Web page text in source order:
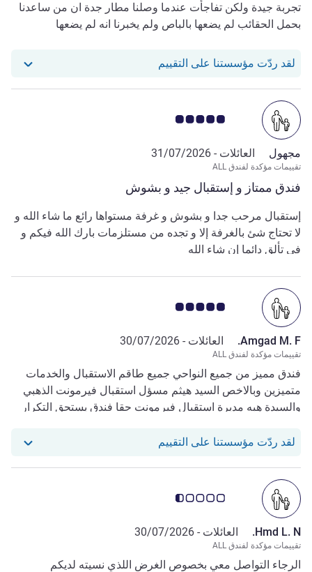
تجربة جيدة ولكن تفاجأت عندما وصلنا مطار جدة ان من ساعدنا
بحمل الحقائب لم يضعها بالباص ولم يخبرنا انه لم يضعها
لقد ردّت مؤسستنا على التقييم استجاب فندقنا للمراجعة من Khawla M.
فندق ممتاز و إستقبال جيد و بشوش
ملاحظة أراء العملاء 5.0/5
مجهول العائلات - 31/07/2026
تقييمات مؤكدة لفندق ALL
إستقبال مرحب جدا و بشوش و غرفة مستواها رائع ما شاء الله و
لا تحتاج شئ بالغرفة إلا و تجده من مستلزمات بارك الله فيكم و
في تألق دائما إن شاء الله
ملاحظة أراء العملاء 5.0/5
Amgad M. F. العائلات - 30/07/2026
تقييمات مؤكدة لفندق ALL
فندق مميز من جميع النواحي جميع طاقم الاستقبال والخدمات
متميزين وبالاخص السيد هيثم مسؤل استقبال فيرمونت الذهبي
والسيدة هبه مديرة استقبال فيرمونت حقا فندق يستحق التكرار
لقد ردّت مؤسستنا على التقييم استجاب فندقنا للمراجعة من Amgad M. F.
ملاحظة أراء العملاء 0.5/5
Hmd L. N. العائلات - 30/07/2026
تقييمات مؤكدة لفندق ALL
الرجاء التواصل معي بخصوص الغرض اللذي نسيته لديكم